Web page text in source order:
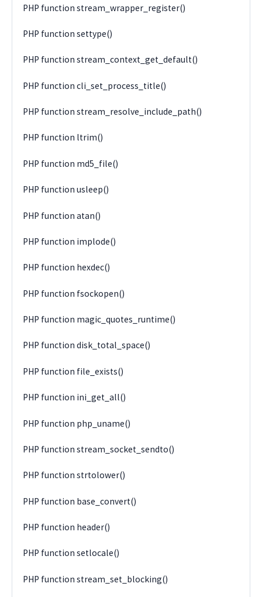
PHP function stream_wrapper_register()
PHP function settype()
PHP function stream_context_get_default()
PHP function cli_set_process_title()
PHP function stream_resolve_include_path()
PHP function ltrim()
PHP function md5_file()
PHP function usleep()
PHP function atan()
PHP function implode()
PHP function hexdec()
PHP function fsockopen()
PHP function magic_quotes_runtime()
PHP function disk_total_space()
PHP function file_exists()
PHP function ini_get_all()
PHP function php_uname()
PHP function stream_socket_sendto()
PHP function strtolower()
PHP function base_convert()
PHP function header()
PHP function setlocale()
PHP function stream_set_blocking()